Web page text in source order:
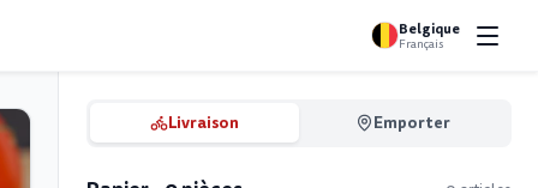
Belgique
Français
Livraison Emporter